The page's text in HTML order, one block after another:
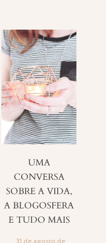
UMA
CONVERSA
SOBRE A VIDA,
A BLOGOSFERA
E TUDO MAIS